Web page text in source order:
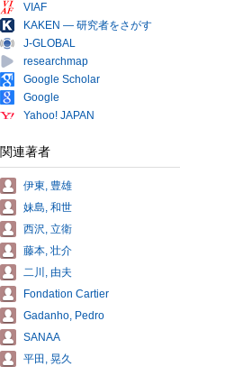
VIAF
KAKEN — 研究者をさがす
J-GLOBAL
researchmap
Google Scholar
Google
Yahoo! JAPAN
関連著者
伊東, 豊雄
妹島, 和世
西沢, 立衛
藤本, 壮介
二川, 由夫
Fondation Cartier
Gadanho, Pedro
SANAA
平田, 晃久